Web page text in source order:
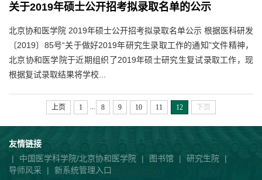
关于2019年硕士公开招考拟录取名单的公示
北京协和医学院 2019年硕士公开招考拟录取名单公示 根据医科研发
〔2019〕85号“关于做好2019年研究生录取工作的通知”文件精神，
北京协和医学院于近期组织了2019年硕士研究生复试录取工作，现
根据复试录取结果将学校...
上页 1 8 9 10 11 12 下页
友情链接
|
中国医学科学院/北京协和医学院 | 图书馆 | 研究生院
|
导师风采
| 新系统管理入口